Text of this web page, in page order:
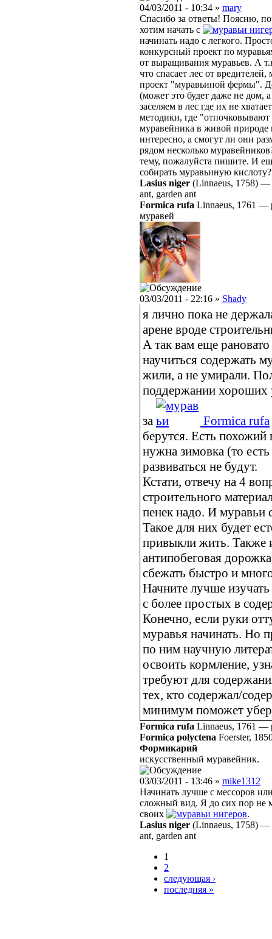
04/03/2011 - 10:34 » mary
Спасибо за ответы! Поясню,
хотим начать с
начинать надо с легкого.
конкурсный проект по
от выращивания муравьев. А
что спасает лес от
проект "муравьиной фермы".
(может это будет даже не дом,
заселяем в лес где их не
методики, где
муравейника в живой природе
интересно, а смогут ли они
рядом несколько
тему, пожалуйста пишите. И
собирать муравьиную кислоту?
Lasius niger (Linnaeus, 1758) —
ant, garden ant
Formica rufa Linnaeus, 1761 —
муравей
03/03/2011 - 22:16 » Shady
я лично пока не
арене вроде
А так вам еще
научиться содержать
жили, а не умирали.
поддержании хороших
за Formica rufa
берутся. Есть
нужна зимовка (то
развиваться не будут.
Кстати, отвечу на 4
строительного
пенек надо. И муравьи
Такое для них будет
привыкли жить. Также
антипобеговая
сбежать быстро и
Начните лучше
с более простых в
Конечно, если руки
муравья начинать. Но
по ним научную
освоить кормление,
требуют для
тех, кто содержал/
минимум поможет
Formica rufa Linnaeus, 1761 —
Formica polyctena Foerster,
Формикарий
искусственный муравейник.
03/03/2011 - 13:46 » mike1312
Начинать лучше с мессоров
сложный вид. Я до сих пор не
своих
нигеров.
Lasius niger (Linnaeus, 1758) —
ant, garden ant
1
2
следующая ›
последняя »